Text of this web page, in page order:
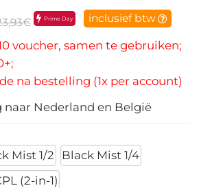
Prime Day inclusief btw
voucher, samen te gebruiken;
na bestelling (1x per account)
naar Nederland en België
Mist 1/2
Black Mist 1/4
(2-in-1)